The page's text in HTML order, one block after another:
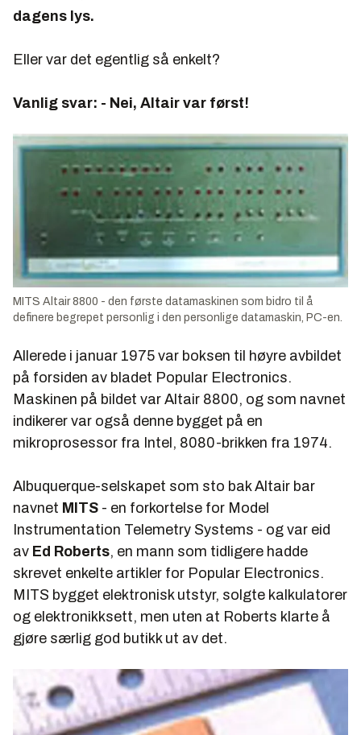
dagens lys.
Eller var det egentlig så enkelt?
Vanlig svar: - Nei, Altair var først!
MITS Altair 8800 - den første datamaskinen som bidro til å
definere begrepet personlig i den personlige datamaskin, PC-en.
Allerede i januar 1975 var boksen til høyre avbildet
på forsiden av bladet Popular Electronics.
Maskinen på bildet var Altair 8800, og som navnet
indikerer var også denne bygget på en
mikroprosessor fra Intel, 8080-brikken fra 1974.
Albuquerque-selskapet som sto bak Altair bar
navnet MITS - en forkortelse for Model
Instrumentation Telemetry Systems - og var eid
av Ed Roberts, en mann som tidligere hadde
skrevet enkelte artikler for Popular Electronics.
MITS bygget elektronisk utstyr, solgte kalkulatorer
og elektronikksett, men uten at Roberts klarte å
gjøre særlig god butikk ut av det.